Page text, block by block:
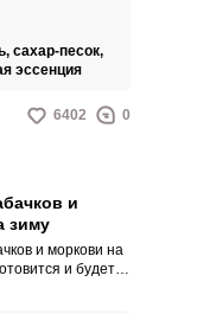
богатые
сахар-песок,
эссенция
6402 0
и
зиму
и моркови на
и будет у